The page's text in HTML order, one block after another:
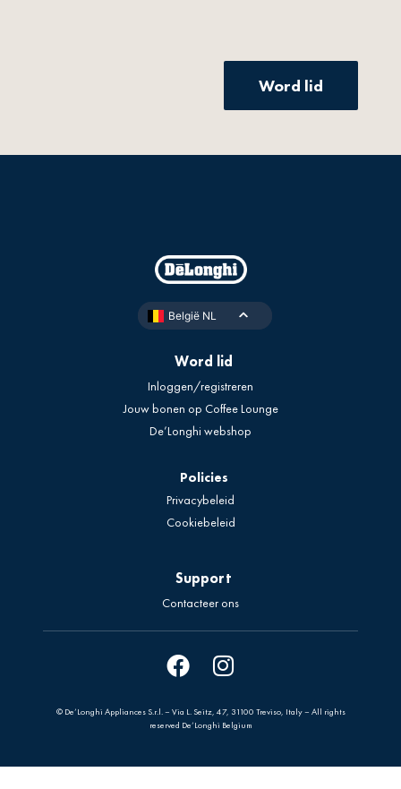
Word lid
België NL
Word lid
Inloggen/registreren
Jouw bonen op Coffee Lounge
De’Longhi webshop
Policies
Privacybeleid
Cookiebeleid
Support
Contacteer ons
© De’Longhi Appliances S.r.l. – Via L. Seitz, 47, 31100 Treviso, Italy – All rights
reserved De’Longhi Belgium